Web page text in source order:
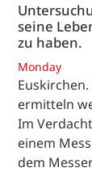
seine
zu haben.
Monday
ermitteln
Im
einem
dem